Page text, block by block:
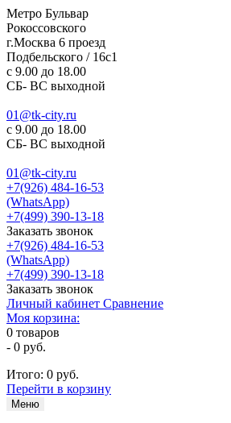
Метро Бульвар
Рокоссовского
г.Москва 6 проезд
Подбельского / 16с1
c 9.00 до 18.00
СБ- ВС выходной
01@tk-city.ru
c 9.00 до 18.00
СБ- ВС выходной
01@tk-city.ru
+7(926) 484-16-53
(WhatsApp)
+7(499) 390-13-18
Заказать звонок
+7(926) 484-16-53
(WhatsApp)
+7(499) 390-13-18
Заказать звонок
Личный кабинет Сравнение
Моя корзина:
0 товаров
- 0 руб.
Итого: 0 руб.
Перейти в корзину
Меню